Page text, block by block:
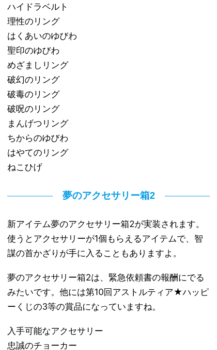
ハイドラベルト
理性のリング
はくあいのゆびわ
聖印のゆびわ
めざましリング
破幻のリング
破毒のリング
破呪のリング
まんげつリング
ちからのゆびわ
はやてのリング
ねこひげ
夢のアクセサリー箱2
新アイテム夢のアクセサリー箱2が実装されます。
使うとアクセサリーが1個もらえるアイテムで、智
謀の首かざりが手に入ることもありますよ。
夢のアクセサリー箱2は、緊急依頼書の報酬にでる
みたいです。他には第10回アストルティア★ハッピ
ーくじの3等の賞品になっていますね。
入手可能なアクセサリー
忠誠のチョーカー